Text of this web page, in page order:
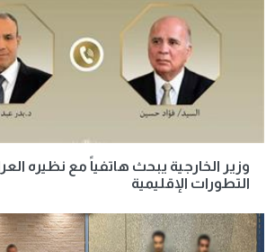
وزير الخارجية يبحث هاتفياً مع نظيره
التطورات الإقليمية